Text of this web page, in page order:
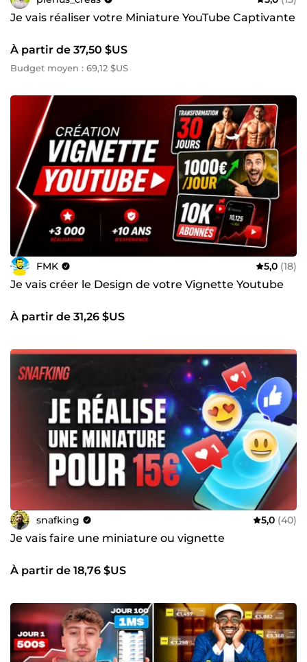
Je vais réaliser votre Miniature YouTube Captivante
À partir de 37,50 $US
Budget moyen : 69,12 $US
FMK 5,0 (18)
Je vais créer le Design de votre Vignette Youtube
À partir de 31,26 $US
snafking 5,0 (40)
Je vais faire une miniature ou vignette
À partir de 18,76 $US